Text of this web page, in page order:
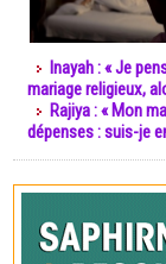
Inayah : « Je
mariage religieux,
Rajiya : « Mon
dépenses : suis-je